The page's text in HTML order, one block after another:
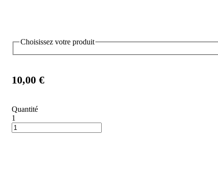
Choisissez votre produit
10,00 €
Quantité
1